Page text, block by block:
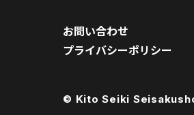
お問い合わせ
プライバシーポリシー
© Kito Seiki